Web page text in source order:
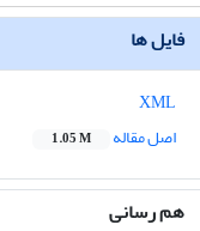
فایل ها
اصل مقاله
1.05 M
هم رسانی